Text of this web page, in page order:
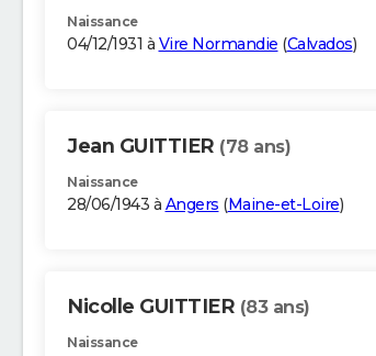
Naissance
04/12/1931 à Vire Normandie (Calvados)
Jean GUITTIER (78 ans)
Naissance
28/06/1943 à Angers (Maine-et-Loire)
Nicolle GUITTIER (83 ans)
Naissance